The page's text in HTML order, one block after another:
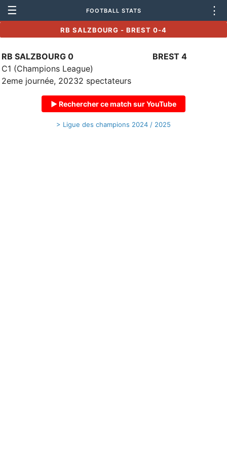
☰ FOOTBALL STATS ⋮
RB SALZBOURG - BREST 0-4
RB SALZBOURG 0
BREST 4
C1 (Champions League)
2eme journée, 20232 spectateurs
▶ Rechercher ce match sur YouTube
> Ligue des champions 2024 / 2025